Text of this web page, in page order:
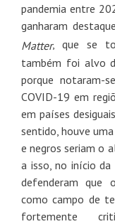
pandemia entre
ganharam
Matter, que se
também foi alvo
porque notaram-
COVID-19 em
em países
sentido, houve
e negros seriam o
a isso, no início
defenderam que
como campo de
fortemente